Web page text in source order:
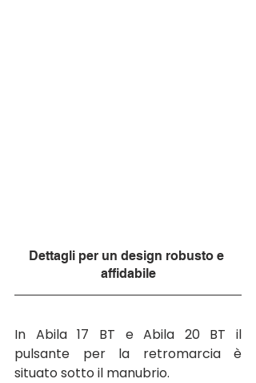
Dettagli per un design robusto e
affidabile
In Abila 17 BT e Abila 20 BT il
pulsante per la retromarcia è
situato sotto il manubrio.